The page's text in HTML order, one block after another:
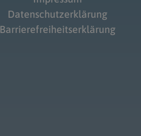
Datenschutzerklärung
Barrierefreiheitserklärung